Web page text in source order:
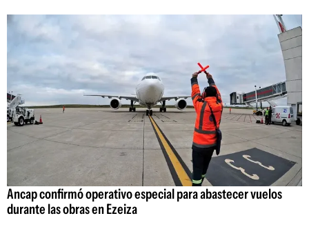
Ancap confirmó operativo especial para abastecer vuelos
durante las obras en Ezeiza